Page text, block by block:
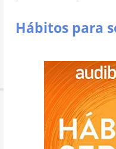
Hábitos para